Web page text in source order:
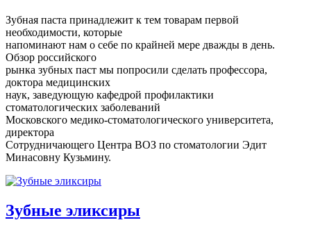
Зубная паста принадлежит к тем товарам первой
необходимости, которые
напоминают нам о себе по крайней мере дважды в день.
Обзор российского
рынка зубных паст мы попросили сделать профессора,
доктора медицинских
наук, заведующую кафедрой профилактики
стоматологических заболеваний
Московского медико-стоматологического университета,
директора
Сотрудничающего Центра ВОЗ по стоматологии Эдит
Минасовну Кузьмину.
Зубные эликсиры